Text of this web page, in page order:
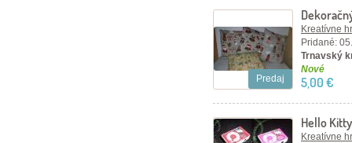
Predaj
Kreatívne
Pridané:
Trnavský
Nové
5,00 €
Hello
Kreatívne